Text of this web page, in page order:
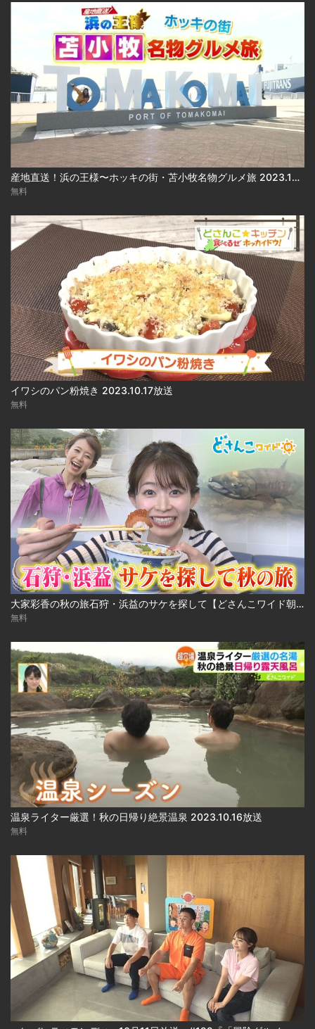
産地直送！浜の王様〜ホッキの街・苫小牧名物グルメ旅 2023.10.17放送
無料
イワシのパン粉焼き 2023.10.17放送
無料
大家彩香の秋の旅石狩・浜益のサケを探して【どさんこワイド朝】 ※2023年10月3日 放送
無料
温泉ライター厳選！秋の日帰り絶景温泉 2023.10.16放送
無料